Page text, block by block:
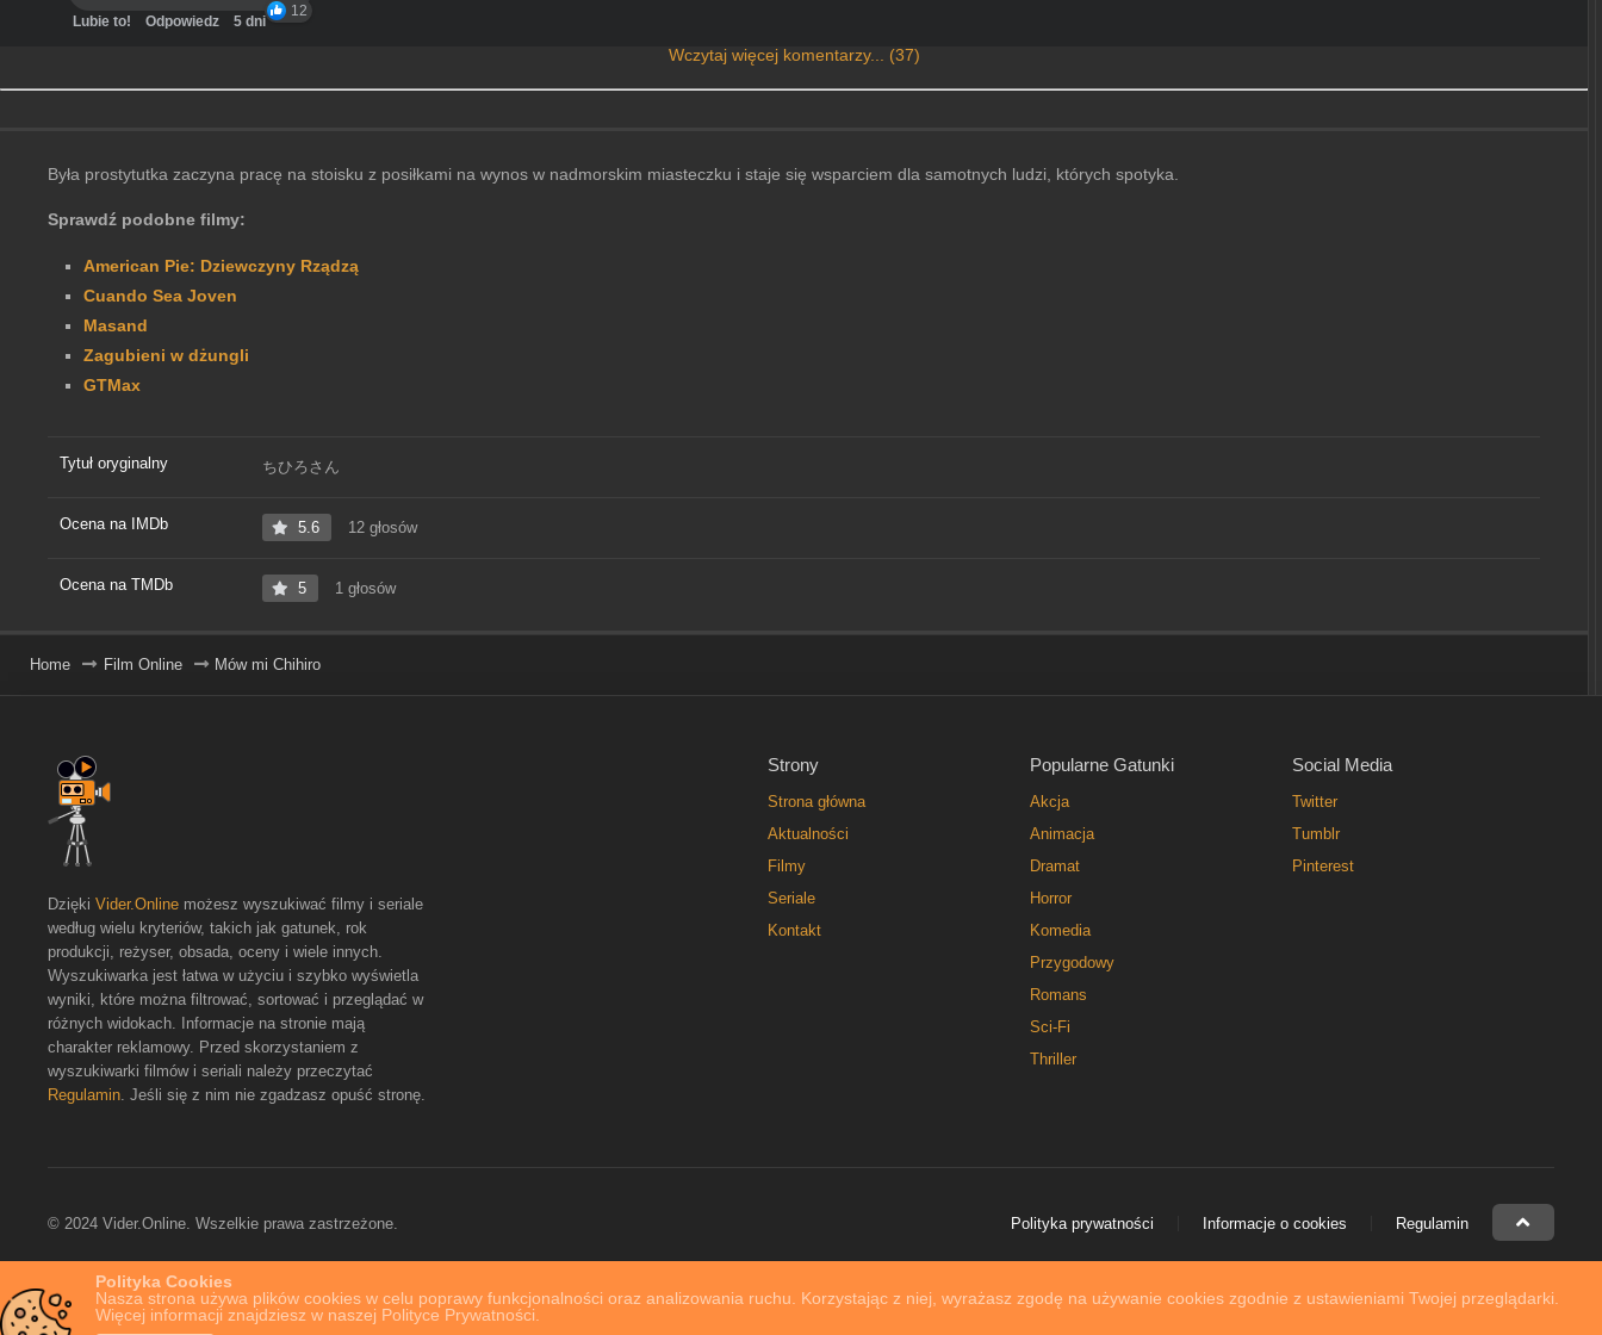
Polityka Cookies
Nasza strona używa plików cookies w celu poprawy funkcjonalności oraz analizowania ruchu. Korzystając z niej, wyrażasz zgodę na używanie cookies zgodnie z ustawieniami Twojej przeglądarki.
Więcej informacji znajdziesz w naszej Polityce Prywatności.
12
Lubie to! Odpowiedz 5 dni
Wczytaj więcej komentarzy... (37)
Była prostytutka zaczyna pracę na stoisku z posiłkami na wynos w nadmorskim miasteczku i staje się wsparciem dla samotnych ludzi, których spotyka.
Sprawdź podobne filmy:
American Pie: Dziewczyny Rządzą
Cuando Sea Joven
Masand
Zagubieni w dżungli
GTMax
Tytuł oryginalny ちひろさん
Ocena na IMDb 5.6 12 głosów
Ocena na TMDb 5 1 głosów
Home Film Online Mów mi Chihiro
Strony
Strona główna
Aktualności
Filmy
Seriale
Kontakt
Popularne Gatunki
Akcja
Animacja
Dramat
Horror
Komedia
Przygodowy
Romans
Sci-Fi
Thriller
Social Media
Twitter
Tumblr
Pinterest
Dzięki Vider.Online możesz wyszukiwać filmy i seriale
według wielu kryteriów, takich jak gatunek, rok
produkcji, reżyser, obsada, oceny i wiele innych.
Wyszukiwarka jest łatwa w użyciu i szybko wyświetla
wyniki, które można filtrować, sortować i przeglądać w
różnych widokach. Informacje na stronie mają
charakter reklamowy. Przed skorzystaniem z
wyszukiwarki filmów i seriali należy przeczytać
Regulamin. Jeśli się z nim nie zgadzasz opuść stronę.
© 2024 Vider.Online. Wszelkie prawa zastrzeżone. Polityka prywatności Informacje o cookies Regulamin